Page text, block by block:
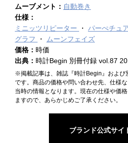
ムーブメント： 自動巻き
仕様：
ミニッツリピーター
パーぺチュ
グラフ
ムーンフェイズ
価格： 時価
出典： 時計Begin 別冊付録 vol.87
※掲載記事は、雑誌『時計Begin』および
です。商品の価格や問い合わせ先、仕様
当時の情報となります。現在の仕様や価
ますので、あらかじめご了承ください。
ブランド公式サイ